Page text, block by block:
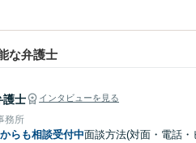
な弁護士
護士 インタビューを見る
務所
からも相談受付中面談方法(対面・電話